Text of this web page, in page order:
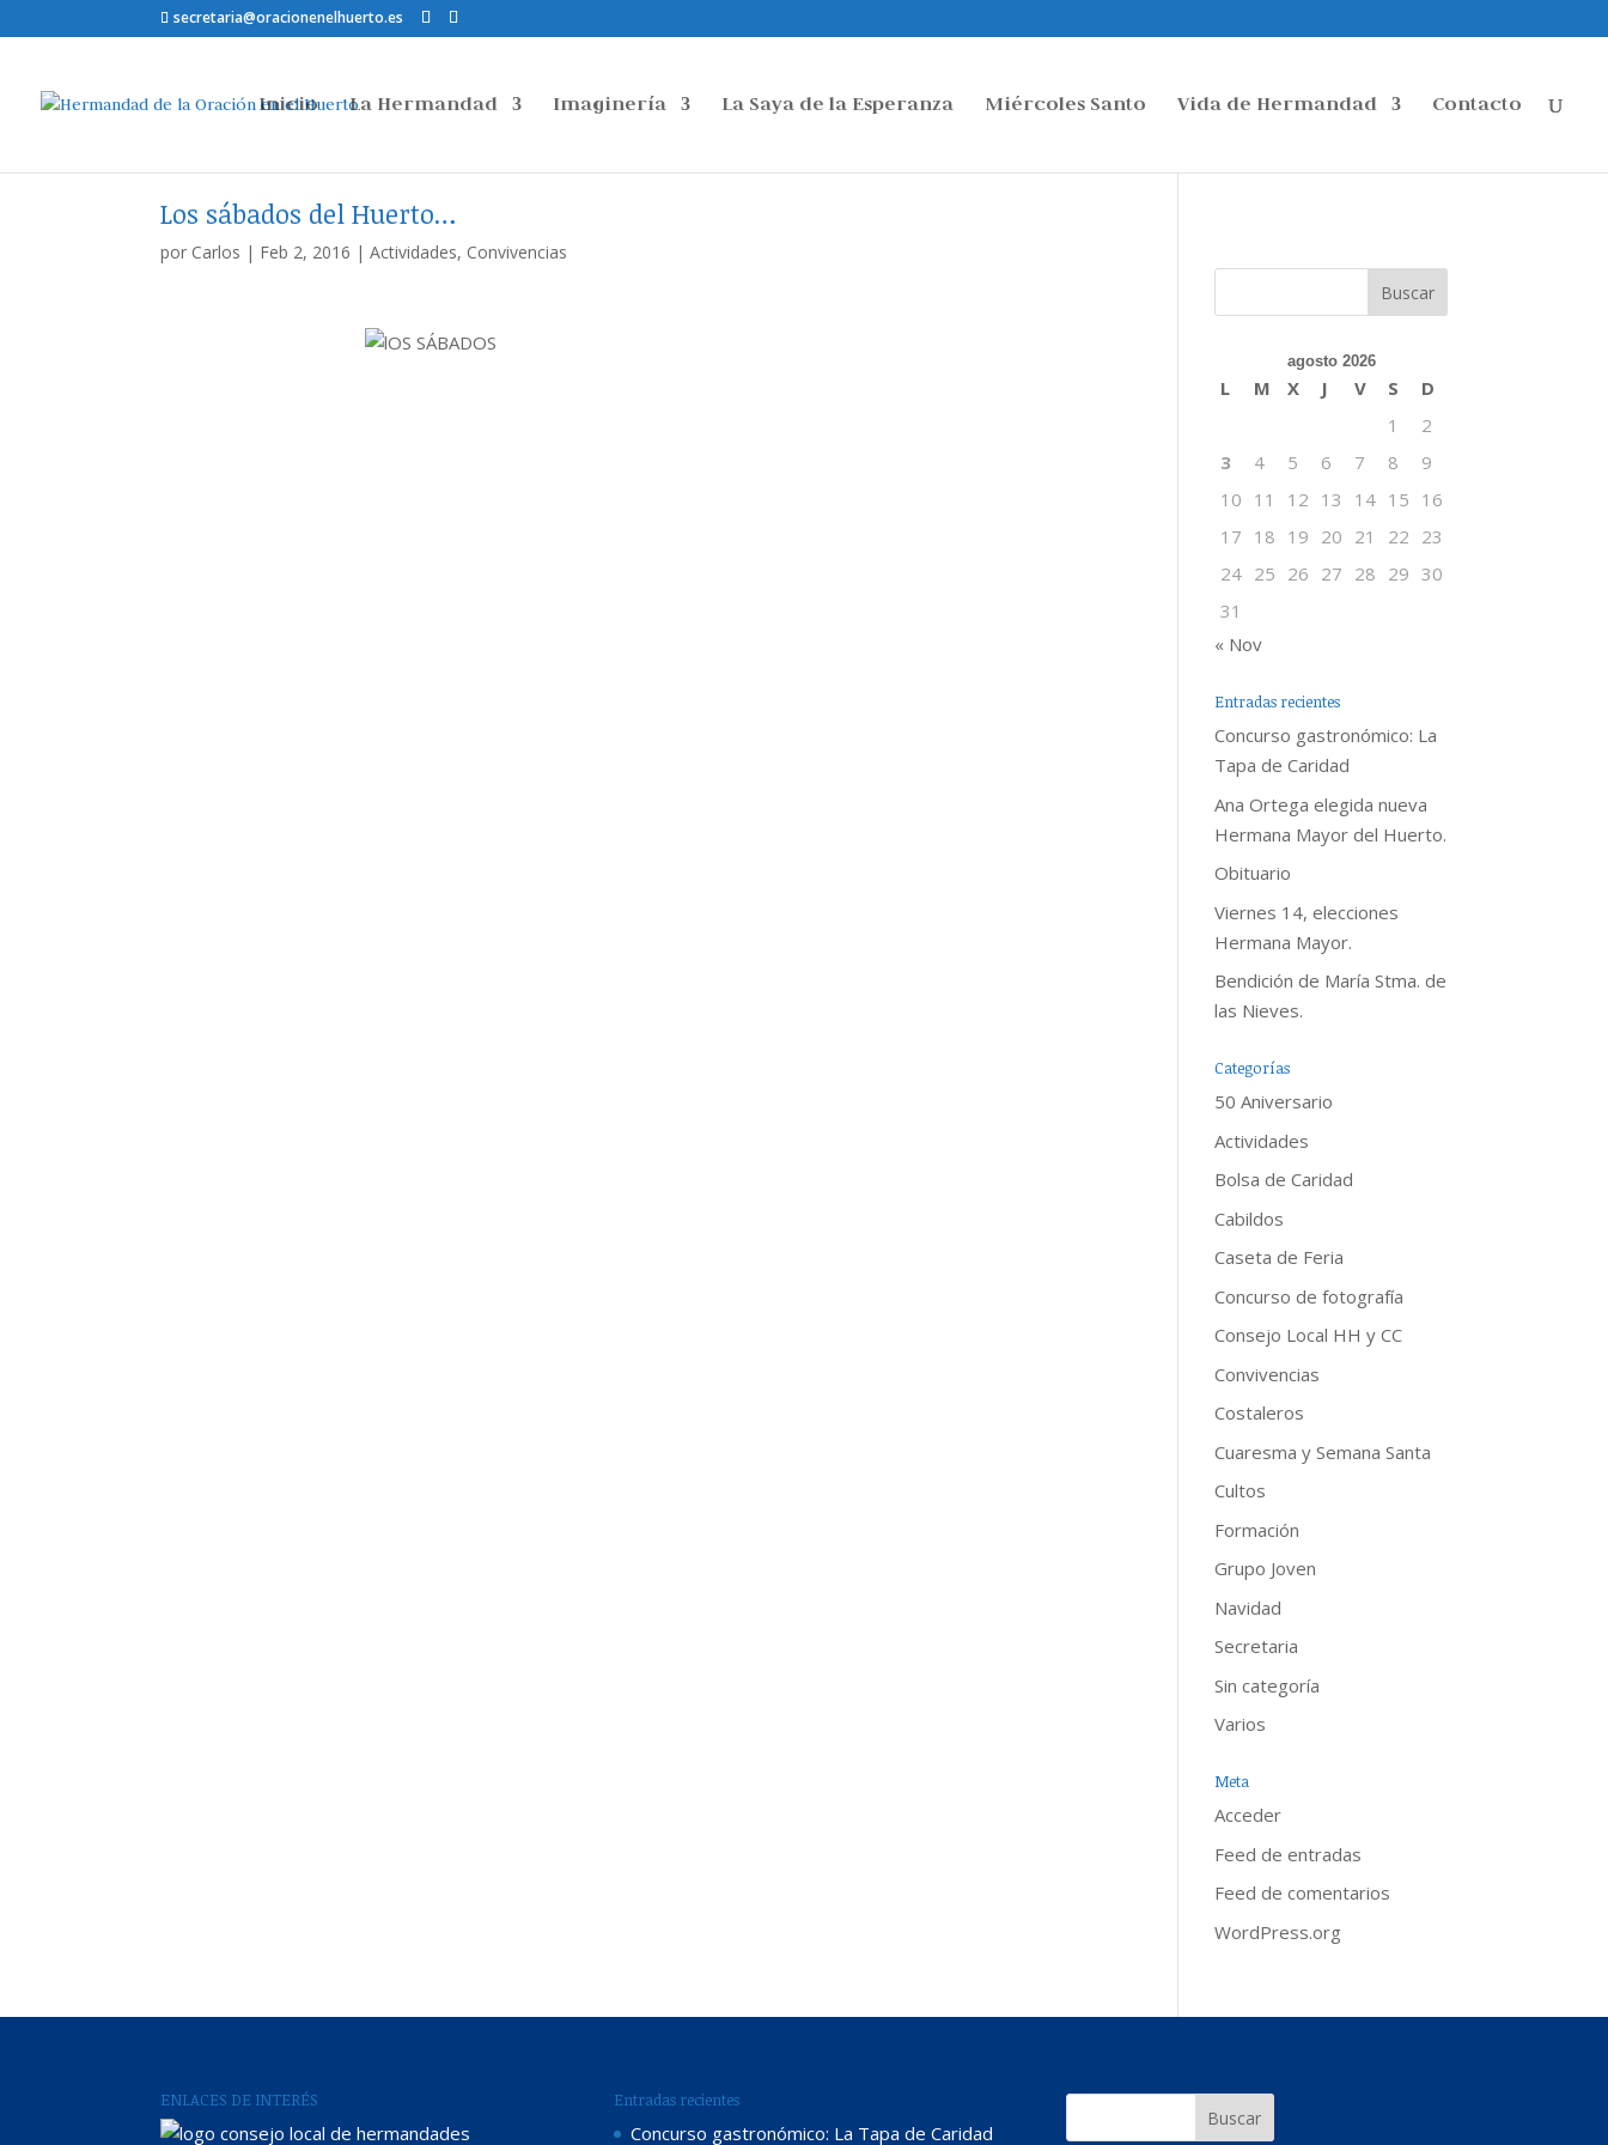
secretaria@oracionenelhuerto.es
Inicio La Hermandad Imaginería La Saya de la Esperanza Miércoles Santo Vida de Hermandad Contacto
Los sábados del Huerto…
por Carlos | Feb 2, 2016 |Actividades, Convivencias
agosto 2026
L M X J V S
D
1
2
3
4 5 6 7 8
9
10 11 12 13 14 15 16
17 18 19 20 21 22 23
24 25 26 27 28 29 30
31
« Nov
Entradas recientes
Concurso gastronómico: La
Tapa de Caridad
Ana Ortega elegida nueva
Hermana Mayor del Huerto.
Obituario
Viernes 14, elecciones
Hermana Mayor.
Bendición de María Stma. de
las Nieves.
Categorías
50 Aniversario
Actividades
Bolsa de Caridad
Cabildos
Caseta de Feria
Concurso de fotografía
Consejo Local HH y CC
Convivencias
Costaleros
Cuaresma y Semana Santa
Cultos
Formación
Grupo Joven
Navidad
Secretaria
Sin categoría
Varios
Meta
Acceder
Feed de entradas
Feed de comentarios
WordPress.org
ENLACES DE INTERÉS Entradas recientes
Concurso gastronómico: La Tapa de Caridad